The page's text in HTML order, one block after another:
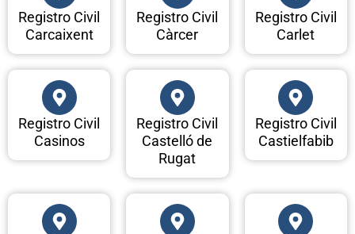
Registro Civil
Carcaixent
Registro Civil
Càrcer
Registro Civil
Carlet
Registro Civil
Casinos
Registro Civil
Castelló de
Rugat
Registro Civil
Castielfabib